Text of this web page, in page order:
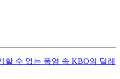
할 수 없는 폭염 속 KBO의 딜레